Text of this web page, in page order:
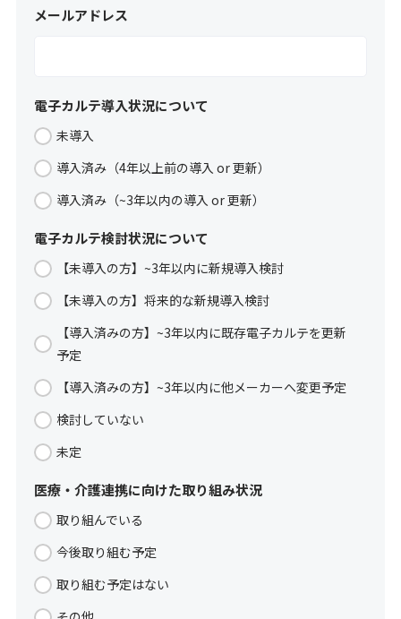
メールアドレス
電子カルテ導入状況について
未導入
導入済み（4年以上前の導入 or 更新）
導入済み（~3年以内の導入 or 更新）
電子カルテ検討状況について
【未導入の方】~3年以内に新規導入検討
【未導入の方】将来的な新規導入検討
【導入済みの方】~3年以内に既存電子カルテを更新
予定
【導入済みの方】~3年以内に他メーカーへ変更予定
検討していない
未定
医療・介護連携に向けた取り組み状況
取り組んでいる
今後取り組む予定
取り組む予定はない